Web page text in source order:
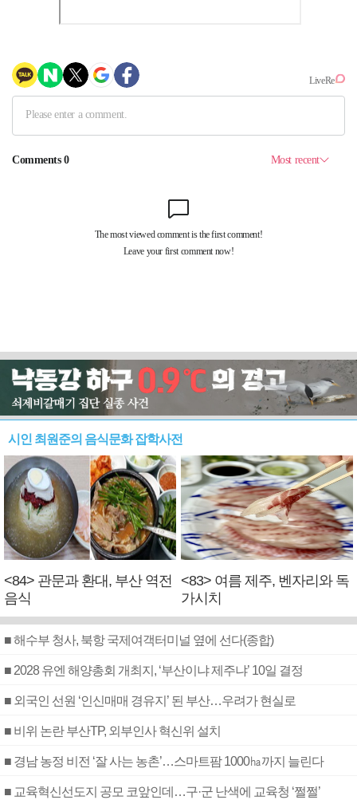
시인 최원준의 음식문화 잡학사전
<84> 관문과 환대, 부산 역전
음식
<83> 여름 제주, 벤자리와 독
가시치
■ 해수부 청사, 북항 국제여객터미널 옆에 선다(종합)
■ 2028 유엔 해양총회 개최지, ‘부산이냐 제주냐’ 10일 결정
■ 외국인 선원 ‘인신매매 경유지’ 된 부산…우려가 현실로
■ 비위 논란 부산TP, 외부인사 혁신위 설치
■ 경남 농정 비전 ‘잘 사는 농촌’…스마트팜 1000㏊까지 늘린다
■ 교육혁신선도지 공모 코앞인데…구·군 난색에 교육청 ‘쩔쩔’